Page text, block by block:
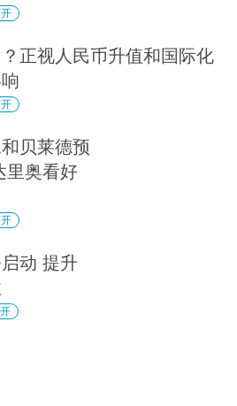
正视人民币升值和国际化
贝莱德预
里奥看好
动 提升